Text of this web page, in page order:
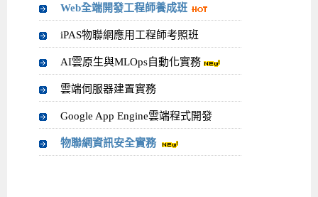
Web全端開發工程師養成班
iPAS物聯網應用工程師考照班
AI雲原生與MLOps自動化實務
雲端伺服器建置實務
Google App Engine雲端程式開發
物聯網資訊安全實務